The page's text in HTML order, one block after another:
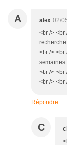
A alex 02/
<br /> <br
<br /> <br
<br /> <br
<br /> <br
Répondre
C